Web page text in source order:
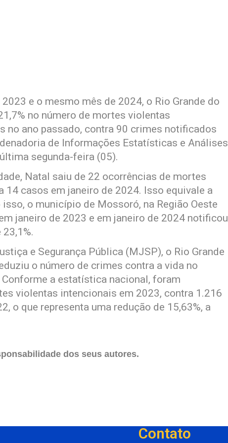
e o mesmo mês de 2024, o Rio Grande do
no número de mortes violentas
no ano passado, contra 90 crimes notificados
de Informações Estatísticas e Análises
segunda-feira (05).
Natal saiu de 22 ocorrências de mortes
14 casos em janeiro de 2024. Isso equivale a
o município de Mossoró, na Região Oeste
janeiro de 2023 e em janeiro de 2024 notificou
e Segurança Pública (MJSP), o Rio Grande
o número de crimes contra a vida no
a estatística nacional, foram
violentas intencionais em 2023, contra 1.216
o que representa uma redução de 15,63%, a
dos seus autores.
Contato